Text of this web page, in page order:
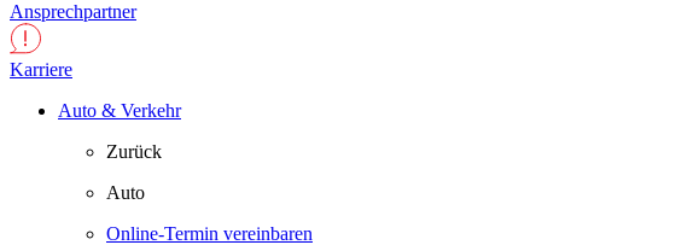
Ansprechpartner
Karriere
Auto & Verkehr
Zurück
Auto
Online-Termin vereinbaren